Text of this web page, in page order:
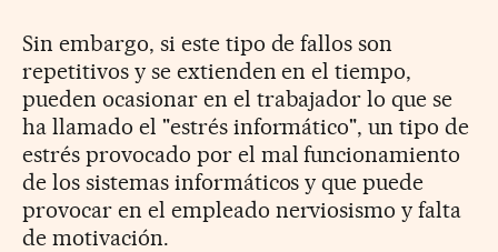
Sin embargo, si este tipo de fallos son
repetitivos y se extienden en el tiempo,
pueden ocasionar en el trabajador lo que se
ha llamado el "estrés informático", un tipo de
estrés provocado por el mal funcionamiento
de los sistemas informáticos y que puede
provocar en el empleado nerviosismo y falta
de motivación.